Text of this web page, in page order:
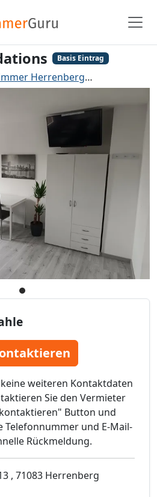
Basis Eintrag
Herrenberg
weiteren Kontaktdaten
Sie den Vermieter
Button und
Telefonnummer und E-Mail-
Rückmeldung.
, 71083 Herrenberg